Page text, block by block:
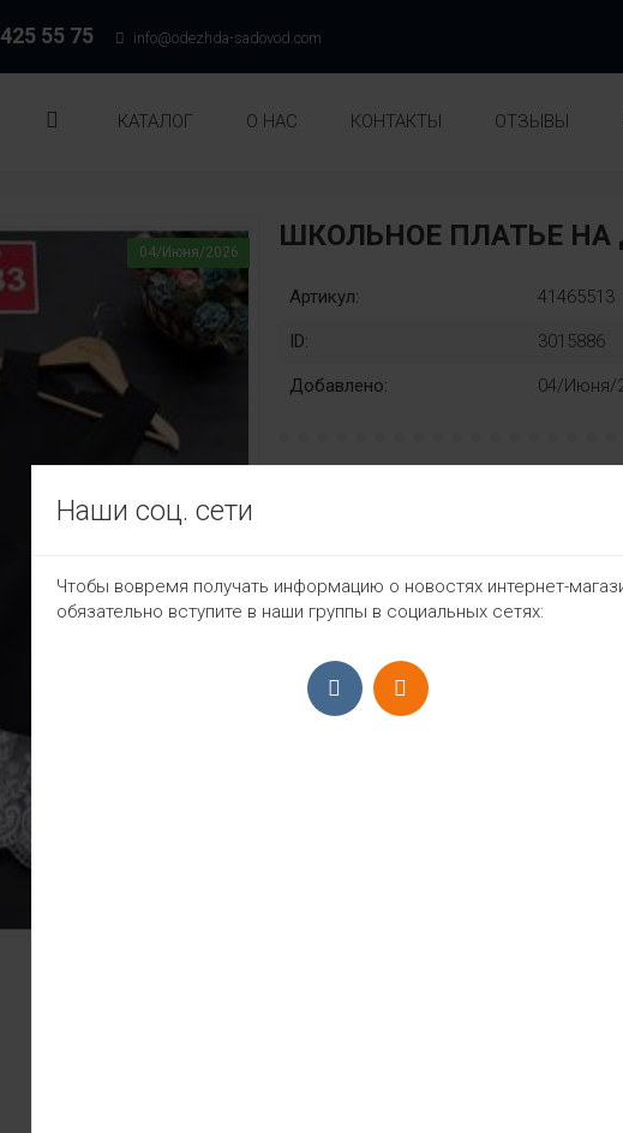
425 55 75 info@odezhda-sadovod.com
КАТАЛОГ О НАС КОНТАКТЫ ОТЗЫВЫ
04/Июня/2026 ШКОЛЬНОЕ ПЛАТЬЕ
Артикул: 41465513
ID: 3015886
Добавлено: 04/Июня/
1130₽
ПРИЁМ ЗАКАЗОВ С 9:00-22:00,
Наши соц. сети
Чтобы вовремя получать информацию о новостях интернет-
обязательно вступите в наши группы в социальных сетях: